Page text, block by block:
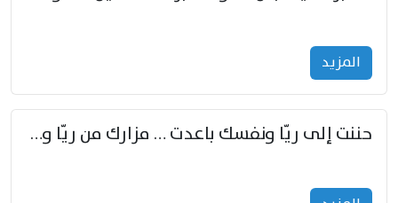
المزید
حننت إلى ريّا ونفسك باعدت … مزارك من ريّا وشعباكما معا